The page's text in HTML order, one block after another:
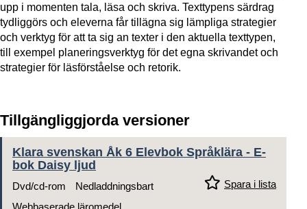
upp i momenten tala, läsa och skriva. Texttypens särdrag
tydliggörs och eleverna får tillägna sig lämpliga strategier
och verktyg för att ta sig an texter i den aktuella texttypen,
till exempel planeringsverktyg för det egna skrivandet och
strategier för läsförståelse och retorik.
Tillgängliggjorda versioner
Klara svenskan Åk 6 Elevbok Språklära - E-
bok Daisy ljud
Spara i lista
Dvd/cd-rom
Nedladdningsbart